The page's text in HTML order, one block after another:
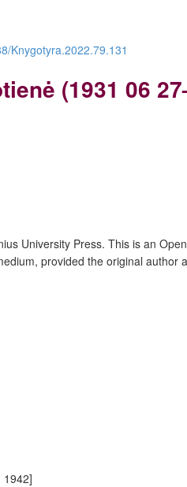
Knygotyra.2022.79.131
(1931 06
University Press. This is an
provided the original author
1942]